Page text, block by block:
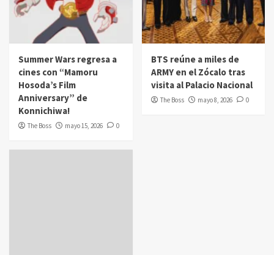
Summer Wars regresa a
cines con “Mamoru
Hosoda’s Film
Anniversary” de
Konnichiwa!
The Boss mayo 15, 2026 0
BTS reúne a miles de
ARMY en el Zócalo tras
visita al Palacio Nacional
The Boss mayo 8, 2026 0